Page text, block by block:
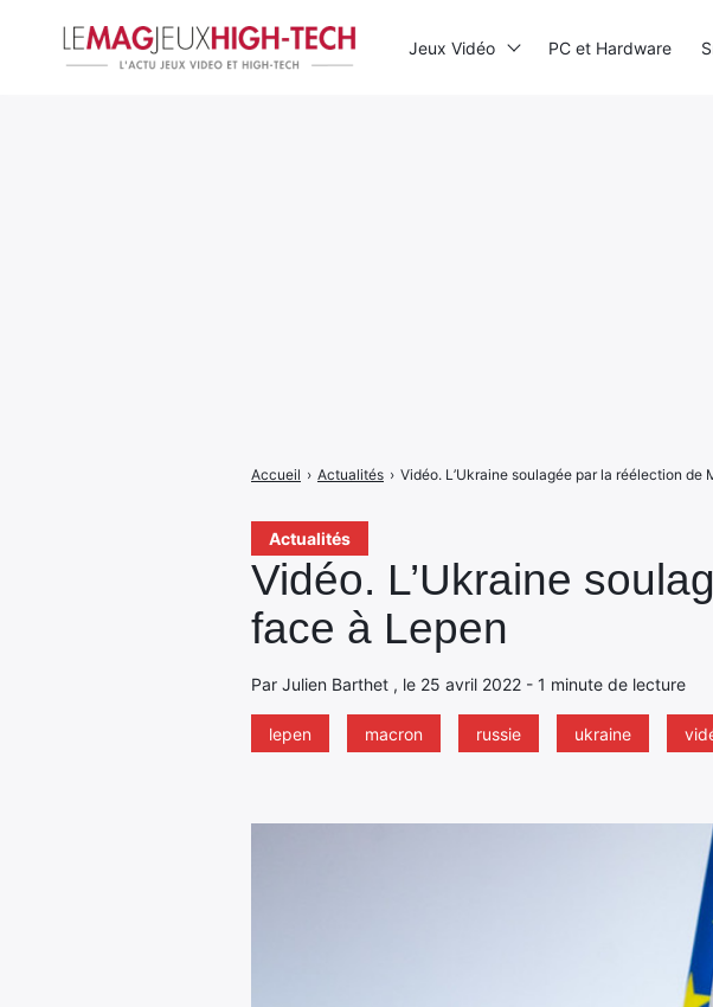
Actualités
Vidéo. L’Ukraine
face à Lepen
Par Julien Barthet , le 25 avril 2022 - 1 minute de lecture
lepen macron russie ukraine
Accueil › Actualités › Vidéo. L’Ukraine soulagée par la réélection de
Jeux Vidéo PC et Hardware